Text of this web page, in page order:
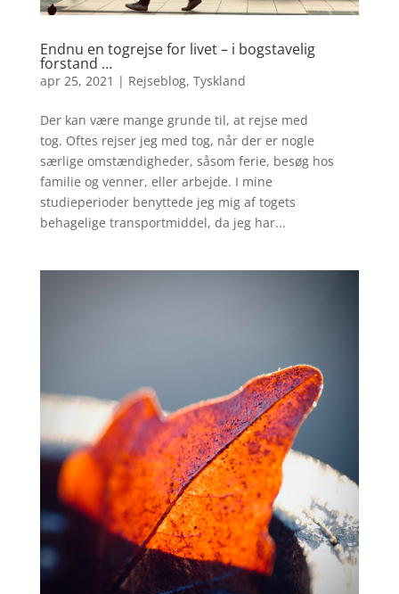
Endnu en togrejse for livet – i bogstavelig
forstand …
apr 25, 2021 | Rejseblog, Tyskland
Der kan være mange grunde til, at rejse med
tog. Oftes rejser jeg med tog, når der er nogle
særlige omstændigheder, såsom ferie, besøg hos
familie og venner, eller arbejde. I mine
studieperioder benyttede jeg mig af togets
behagelige transportmiddel, da jeg har...